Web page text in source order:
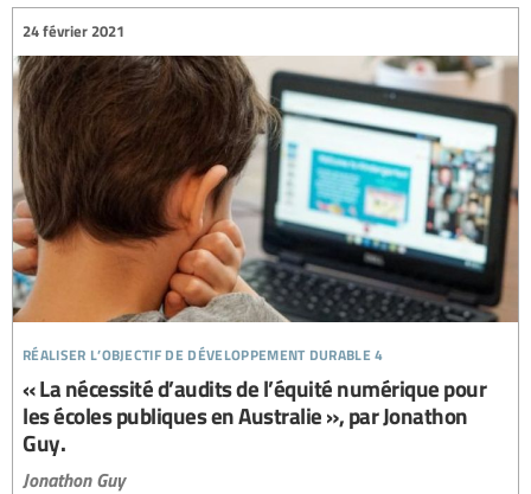
réaliser l’objectif de développement durable 4
24 février 2021
« La nécessité d’audits de l’équité numérique pour
les écoles publiques en Australie », par Jonathon
Guy.
Jonathon Guy